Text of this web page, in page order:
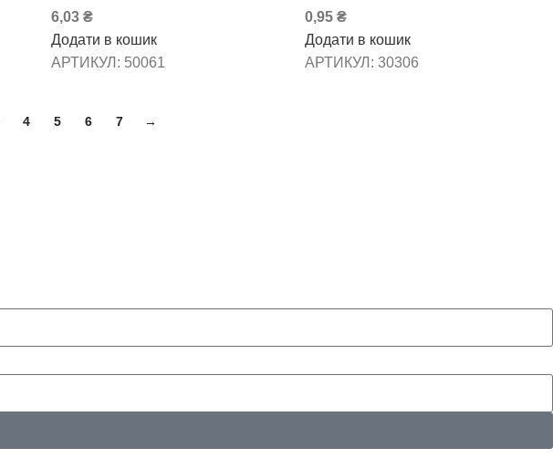
6,03 ₴
Додати в кошик
АРТИКУЛ: 50061
0,95 ₴
Додати в кошик
АРТИКУЛ: 30306
4 5 6 7 →